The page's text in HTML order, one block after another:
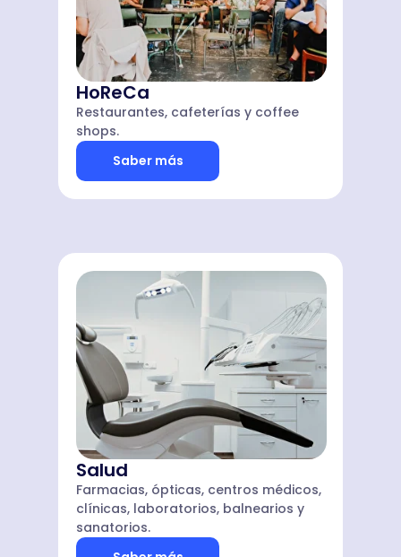
Salud
Farmacias, ópticas, centros médicos,
clínicas, laboratorios, balnearios y
sanatorios.
HoReCa
Restaurantes, cafeterías y coffee
shops.
Saber más